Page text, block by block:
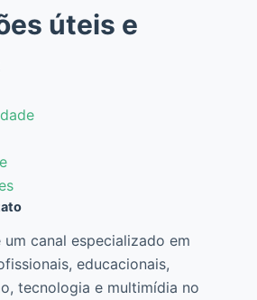
úteis e
canal especializado em
educacionais,
tecnologia e multimídia no